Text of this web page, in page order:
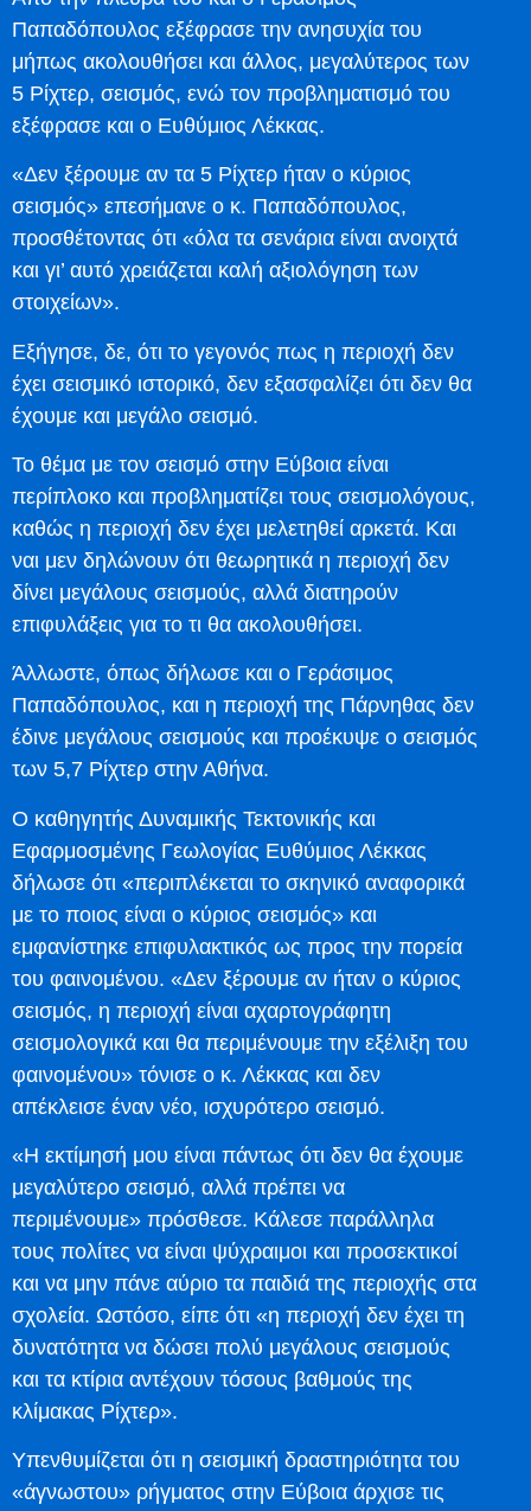
Παπαδόπουλος εξέφρασε την ανησυχία του
μήπως ακολουθήσει και άλλος, μεγαλύτερος των
5 Ρίχτερ, σεισμός, ενώ τον προβληματισμό του
εξέφρασε και ο Ευθύμιος Λέκκας.
«Δεν ξέρουμε αν τα 5 Ρίχτερ ήταν ο κύριος
σεισμός» επεσήμανε ο κ. Παπαδόπουλος,
προσθέτοντας ότι «όλα τα σενάρια είναι ανοιχτά
και γι’ αυτό χρειάζεται καλή αξιολόγηση των
στοιχείων».
Εξήγησε, δε, ότι το γεγονός πως η περιοχή δεν
έχει σεισμικό ιστορικό, δεν εξασφαλίζει ότι δεν θα
έχουμε και μεγάλο σεισμό.
Το θέμα με τον σεισμό στην Εύβοια είναι
περίπλοκο και προβληματίζει τους σεισμολόγους,
καθώς η περιοχή δεν έχει μελετηθεί αρκετά. Και
ναι μεν δηλώνουν ότι θεωρητικά η περιοχή δεν
δίνει μεγάλους σεισμούς, αλλά διατηρούν
επιφυλάξεις για το τι θα ακολουθήσει.
Άλλωστε, όπως δήλωσε και ο Γεράσιμος
Παπαδόπουλος, και η περιοχή της Πάρνηθας δεν
έδινε μεγάλους σεισμούς και προέκυψε ο σεισμός
των 5,7 Ρίχτερ στην Αθήνα.
Ο καθηγητής Δυναμικής Τεκτονικής και
Εφαρμοσμένης Γεωλογίας Ευθύμιος Λέκκας
δήλωσε ότι «περιπλέκεται το σκηνικό αναφορικά
με το ποιος είναι ο κύριος σεισμός» και
εμφανίστηκε επιφυλακτικός ως προς την πορεία
του φαινομένου. «Δεν ξέρουμε αν ήταν ο κύριος
σεισμός, η περιοχή είναι αχαρτογράφητη
σεισμολογικά και θα περιμένουμε την εξέλιξη του
φαινομένου» τόνισε ο κ. Λέκκας και δεν
απέκλεισε έναν νέο, ισχυρότερο σεισμό.
«Η εκτίμησή μου είναι πάντως ότι δεν θα έχουμε
μεγαλύτερο σεισμό, αλλά πρέπει να
περιμένουμε» πρόσθεσε. Κάλεσε παράλληλα
τους πολίτες να είναι ψύχραιμοι και προσεκτικοί
και να μην πάνε αύριο τα παιδιά της περιοχής στα
σχολεία. Ωστόσο, είπε ότι «η περιοχή δεν έχει τη
δυνατότητα να δώσει πολύ μεγάλους σεισμούς
και τα κτίρια αντέχουν τόσους βαθμούς της
κλίμακας Ρίχτερ».
Υπενθυμίζεται ότι η σεισμική δραστηριότητα του
«άγνωστου» ρήγματος στην Εύβοια άρχισε τις